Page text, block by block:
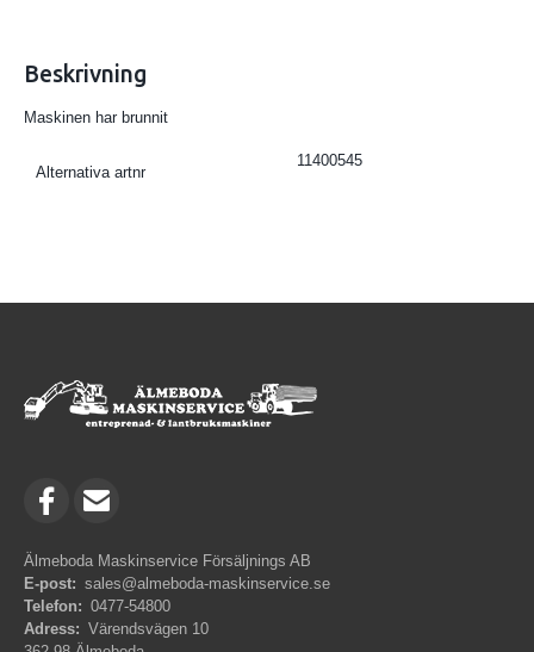
Beskrivning
Maskinen har brunnit
Alternativa artnr
11400545
Älmeboda Maskinservice Försäljnings AB
E-post: sales@almeboda-maskinservice.se
Telefon: 0477-54800
Adress: Värendsvägen 10